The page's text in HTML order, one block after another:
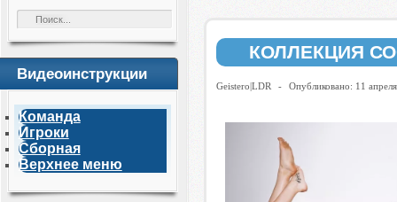
Видеоинструкции
Команда
Игроки
Сборная
Верхнее меню
КОЛЛЕКЦИЯ
Geistero|LDR - Опубликовано: 11